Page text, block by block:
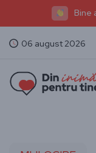
Bine
06 august 2026